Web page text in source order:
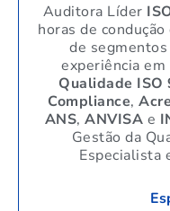
Auditora Líder
horas de
de
experiência em
Qualidade ISO
Compliance,
ANS,ANVISA e
Gestão da
Especialista